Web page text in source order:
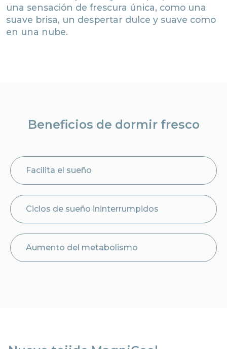
El innovador tejido MagniCool proporciona
una sensación de frescura única, como una
suave brisa, un despertar dulce y suave como
Facilita el sueño
Ciclos de sueño ininterrumpidos
Aumento del metabolismo